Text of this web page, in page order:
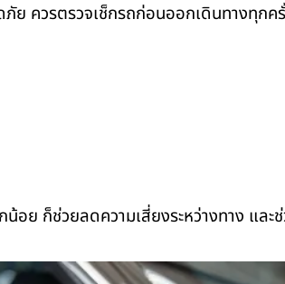
ย ควรตรวจเช็กรถก่อนออกเดินทางทุกค
น้อย ก็ช่วยลดความเสี่ยงระหว่างทาง และ